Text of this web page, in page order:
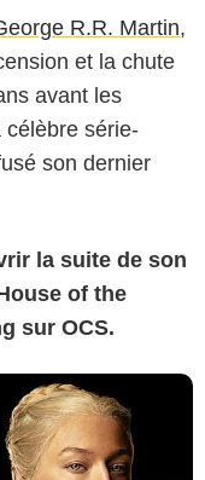
R.R. Martin,
et la chute
avant les
célèbre série-
son dernier
la suite de son
of the
sur OCS.